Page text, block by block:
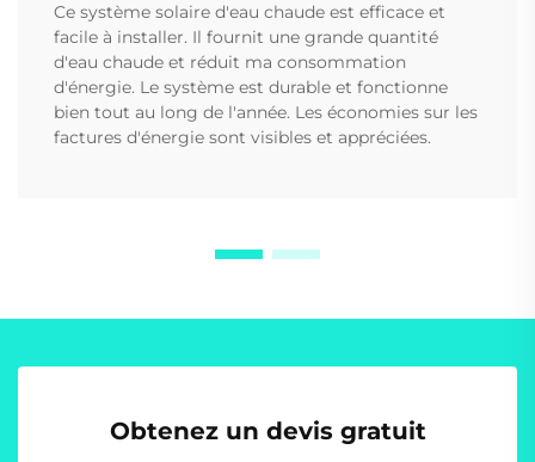
Ce système solaire d'eau chaude est efficace et
facile à installer. Il fournit une grande quantité
d'eau chaude et réduit ma consommation
d'énergie. Le système est durable et fonctionne
bien tout au long de l'année. Les économies sur les
factures d'énergie sont visibles et appréciées.
Obtenez un devis gratuit